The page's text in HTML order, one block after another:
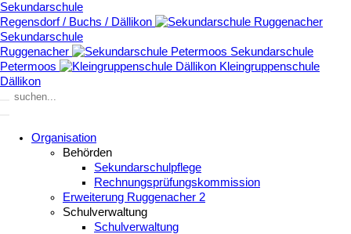
Sekundarschule
Regensdorf / Buchs / Dällikon
Sekundarschule
Ruggenacher
Sekundarschule
Petermoos
Kleingruppenschule
Dällikon
Organisation
Behörden
Sekundarschulpflege
Rechnungsprüfungskommission
Erweiterung Ruggenacher 2
Schulverwaltung
Schulverwaltung